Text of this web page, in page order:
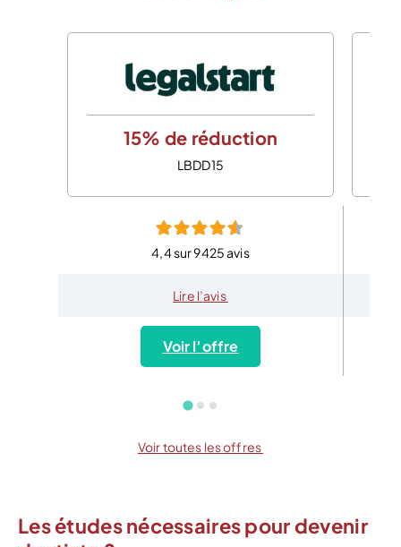
15% de réduction
LBDD15
4,4 sur 9425 avis
Lire l’avis
Voir l’offre
Voir toutes les offres
Les études nécessaires pour devenir